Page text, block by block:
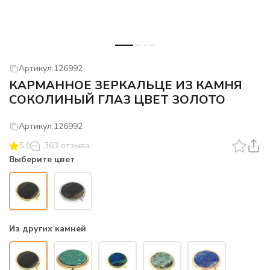
Артикул:126992
КАРМАННОЕ ЗЕРКАЛЬЦЕ ИЗ КАМНЯ
СОКОЛИНЫЙ ГЛАЗ ЦВЕТ ЗОЛОТО
Артикул:126992
5.0
363 отзыва
Выберите цвет
Из других камней